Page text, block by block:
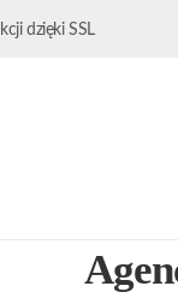
dzięki SSL